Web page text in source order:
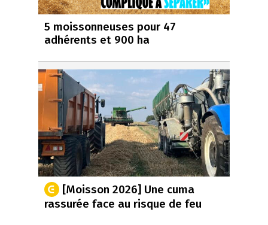
5 moissonneuses pour 47
adhérents et 900 ha
[Moisson 2026] Une cuma
rassurée face au risque de feu